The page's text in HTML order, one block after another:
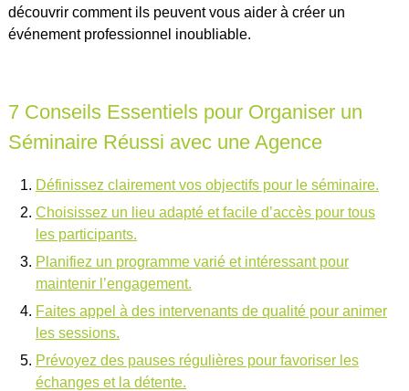
découvrir comment ils peuvent vous aider à créer un
événement professionnel inoubliable.
7 Conseils Essentiels pour Organiser un
Séminaire Réussi avec une Agence
Définissez clairement vos objectifs pour le séminaire.
Choisissez un lieu adapté et facile d’accès pour tous
les participants.
Planifiez un programme varié et intéressant pour
maintenir l’engagement.
Faites appel à des intervenants de qualité pour animer
les sessions.
Prévoyez des pauses régulières pour favoriser les
échanges et la détente.